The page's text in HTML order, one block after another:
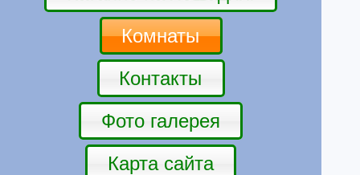
Комнаты
Контакты
Фото галерея
Карта сайта